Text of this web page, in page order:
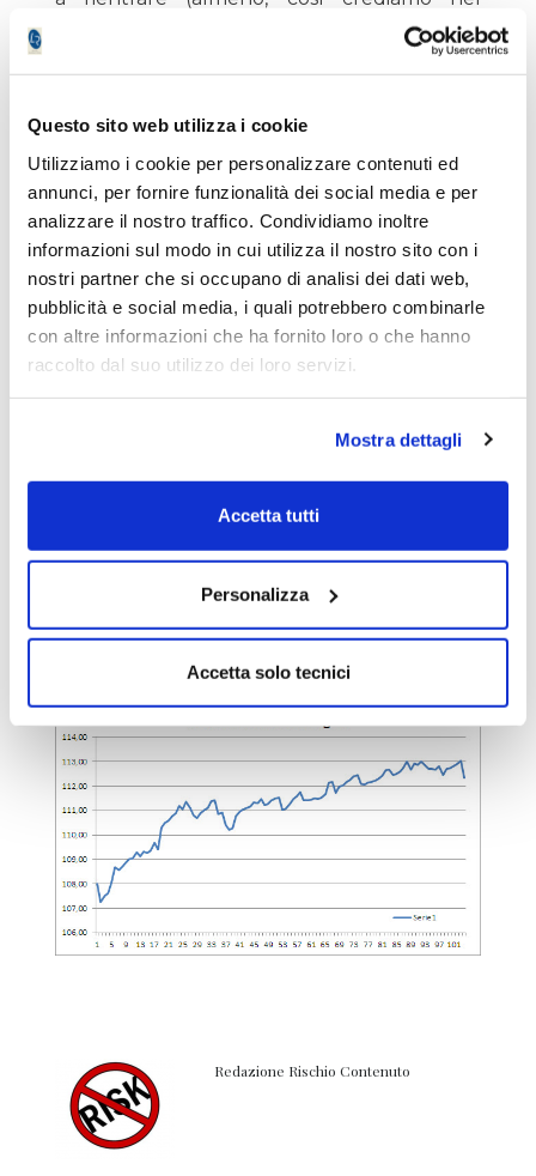
Questo sito web utilizza i cookie
Utilizziamo i cookie per personalizzare contenuti ed
annunci, per fornire funzionalità dei social media e per
analizzare il nostro traffico. Condividiamo inoltre
informazioni sul modo in cui utilizza il nostro sito con i
nostri partner che si occupano di analisi dei dati web,
pubblicità e social media, i quali potrebbero combinarle
con altre informazioni che ha fornito loro o che hanno
raccolto dal suo utilizzo dei loro servizi.
Mostra dettagli
Accetta tutti
Personalizza
Accetta solo tecnici
momento in cui scriviamo queste righe…)
poiché è chiaro che un Governo anti euro
Repubblica, da cui logica conseguenza
gradito agli europeisti o che sia un Governo
“tecnico”) lo spread tornerà “magicamente”
a contrarsi.
Detta così, potrebbe sembrare quasi un
invito a comprare col badile titoli di Stato
italiani, ma in realtà ben sappiamo che le
cauti. Ciò significa quindi mantenere le
solidi prima di valutare di acquistare altro.
Portafoglio aggiornato nell’apposita sezione
e NAV proposto come di consueto anche qui
Redazione Rischio Contenuto